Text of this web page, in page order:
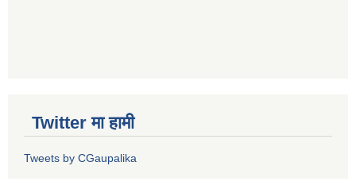
Twitter मा हामी
Tweets by CGaupalika